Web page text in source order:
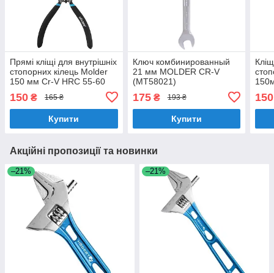
Прямі кліщі для внутрішніх
стопорних кілець Molder
150 мм Cr-V HRC 55-60
150 ₴ 165 ₴
Купити
Ключ комбинированный
21 мм MOLDER CR-V
(MT58021)
175₴ 193 ₴
Купити
150
Акційні пропозиції та новинки
–21% –21%